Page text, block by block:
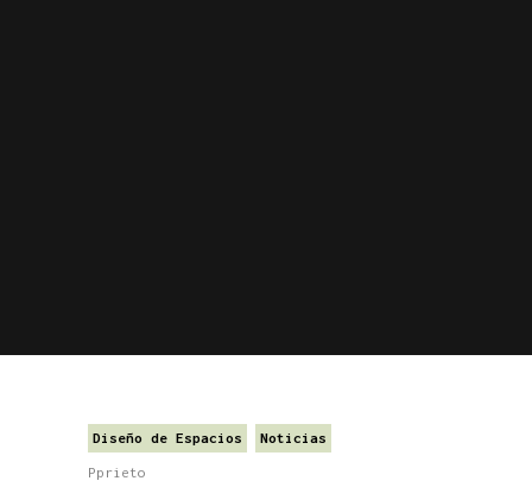
Diseño de Espacios Noticias
Pprieto